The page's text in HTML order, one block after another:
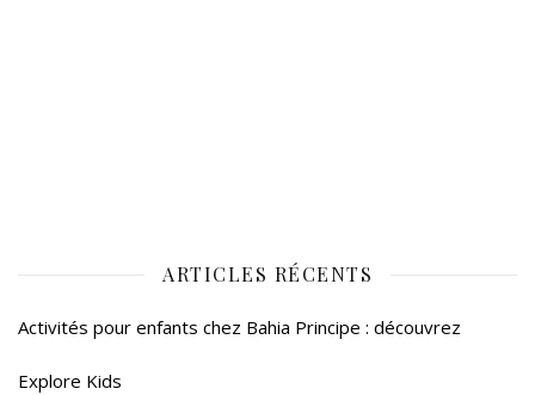
ARTICLES RÉCENTS
Activités pour enfants chez Bahia Principe : découvrez
Explore Kids